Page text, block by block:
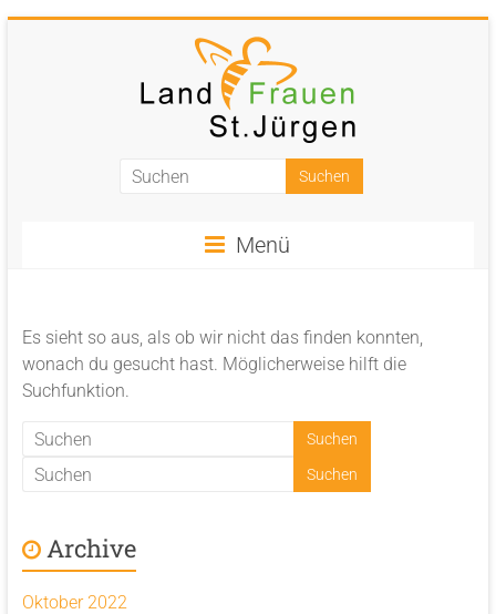
Landfrauen
Frauen
für
eine
Gesellschaft
Menü
Es sieht so aus, als ob wir nicht das finden konnten,
wonach du gesucht hast. Möglicherweise hilft die
Suchfunktion.
Archive
Oktober 2022